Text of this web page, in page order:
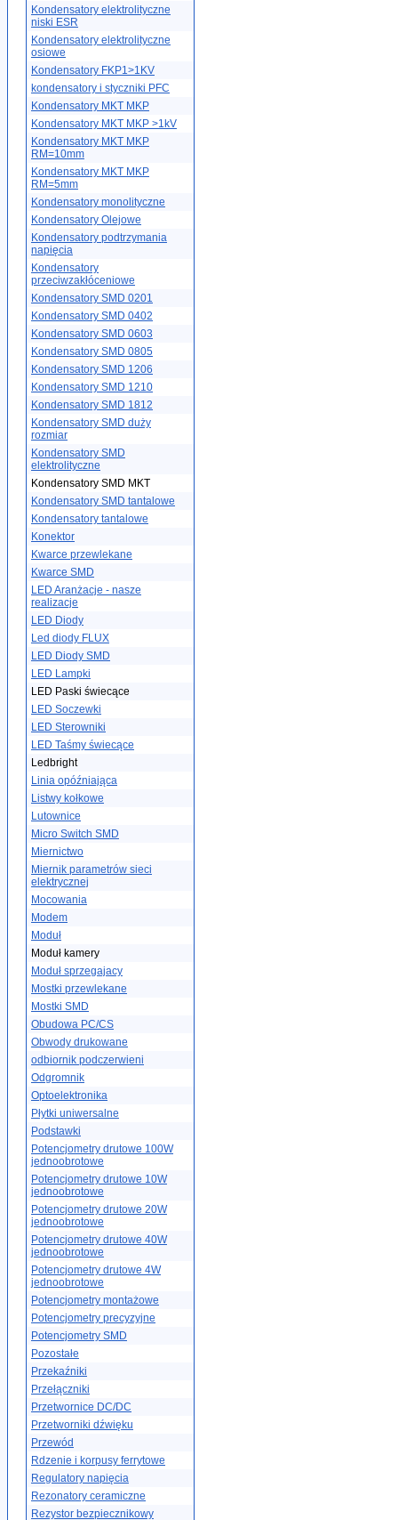
Kondensatory elektrolityczne
niski ESR
Kondensatory elektrolityczne
osiowe
Kondensatory FKP1>1KV
kondensatory i styczniki PFC
Kondensatory MKT MKP
Kondensatory MKT MKP >1kV
Kondensatory MKT MKP
RM=10mm
Kondensatory MKT MKP
RM=5mm
Kondensatory monolityczne
Kondensatory Olejowe
Kondensatory podtrzymania
napięcia
Kondensatory
przeciwzakłóceniowe
Kondensatory SMD 0201
Kondensatory SMD 0402
Kondensatory SMD 0603
Kondensatory SMD 0805
Kondensatory SMD 1206
Kondensatory SMD 1210
Kondensatory SMD 1812
Kondensatory SMD duży
rozmiar
Kondensatory SMD
elektrolityczne
Kondensatory SMD MKT
Kondensatory SMD tantalowe
Kondensatory tantalowe
Konektor
Kwarce przewlekane
Kwarce SMD
LED Aranżacje - nasze
realizacje
LED Diody
Led diody FLUX
LED Diody SMD
LED Lampki
LED Paski świecące
LED Soczewki
LED Sterowniki
LED Taśmy świecące
Ledbright
Linia opóźniająca
Listwy kołkowe
Lutownice
Micro Switch SMD
Miernictwo
Miernik parametrów sieci
elektrycznej
Mocowania
Modem
Moduł
Moduł kamery
Moduł sprzegajacy
Mostki przewlekane
Mostki SMD
Obudowa PC/CS
Obwody drukowane
odbiornik podczerwieni
Odgromnik
Optoelektronika
Płytki uniwersalne
Podstawki
Potencjometry drutowe 100W
jednoobrotowe
Potencjometry drutowe 10W
jednoobrotowe
Potencjometry drutowe 20W
jednoobrotowe
Potencjometry drutowe 40W
jednoobrotowe
Potencjometry drutowe 4W
jednoobrotowe
Potencjometry montażowe
Potencjometry precyzyjne
Potencjometry SMD
Pozostałe
Przekaźniki
Przełączniki
Przetwornice DC/DC
Przetworniki dźwięku
Przewód
Rdzenie i korpusy ferrytowe
Regulatory napięcia
Rezonatory ceramiczne
Rezystor bezpiecznikowy